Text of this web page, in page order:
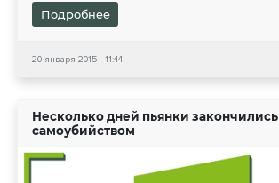
Подробнее
20 января 2015 - 11:44
Несколько дней пьянки закончились
самоубийством